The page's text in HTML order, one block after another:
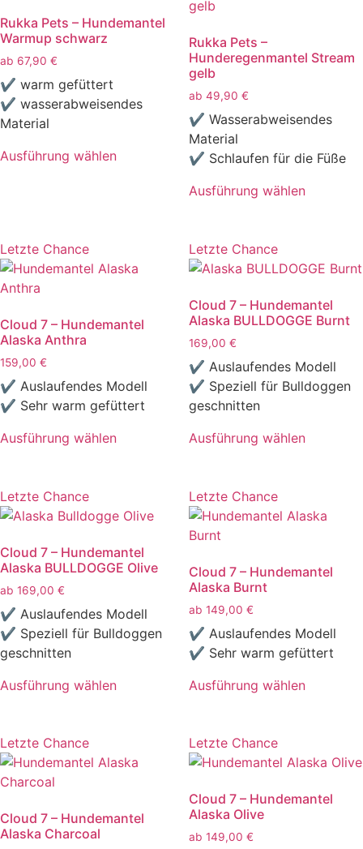
auf.
Die
Optionen
können
auf
der
gewählt
Die
können
auf
Produktseite
gewählt
werden
Rukka Pets – Hundemantel
Warmup schwarz
ab 67,90 €
✔ warm gefüttert
✔ wasserabweisendes
Material
Ausführung wählen
Varianten
auf.
Die
können
auf
der
Produktseite
gewählt
Rukka Pets –
Hunderegenmantel Stream
gelb
ab 49,90 €
✔ Wasserabweisendes
Material
✔ Schlaufen für die Füße
Ausführung wählen
weist
mehrere
auf.
Die
Optionen
können
auf
der
gewählt
Letzte Chance
Cloud 7 – Hundemantel
Alaska Anthra
159,00 €
✔ Auslaufendes Modell
✔ Sehr warm gefüttert
Ausführung wählen
weist
mehrere
auf.
Die
Optionen
können
auf
der
gewählt
Letzte Chance
Cloud 7 – Hundemantel
Alaska BULLDOGGE Burnt
169,00 €
✔ Auslaufendes Modell
✔ Speziell für Bulldoggen
geschnitten
Ausführung wählen
weist
mehrere
Varianten
Die
Optionen
können
auf
der
gewählt
Letzte Chance
Cloud 7 – Hundemantel
Alaska BULLDOGGE Olive
ab 169,00 €
✔ Auslaufendes Modell
✔ Speziell für Bulldoggen
geschnitten
Ausführung wählen
weist
mehrere
Varianten
Die
Optionen
Letzte Chance
Cloud 7 – Hundemantel
Alaska Burnt
ab 149,00 €
✔ Auslaufendes Modell
✔ Sehr warm gefüttert
Ausführung wählen
weist
mehrere
auf.
Die
Optionen
Letzte Chance
Cloud 7 – Hundemantel
Alaska Charcoal
Letzte Chance
Cloud 7 – Hundemantel
Alaska Olive
ab 149,00 €